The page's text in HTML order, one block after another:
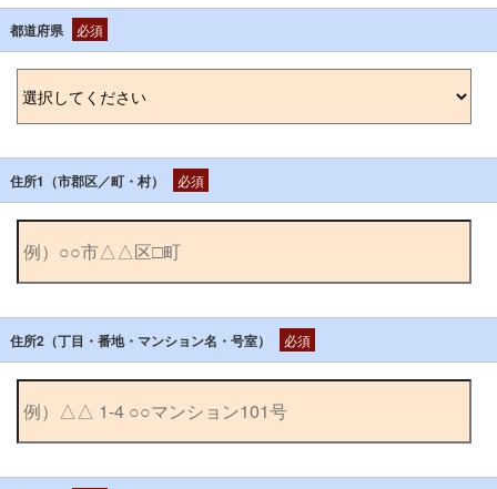
都道府県 必須
住所1（市郡区／町・村） 必須
住所2（丁目・番地・マンション名・号室） 必須